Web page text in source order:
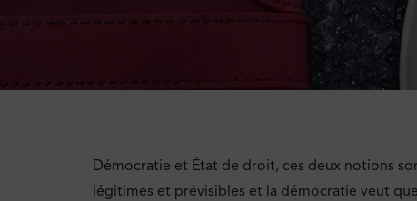
Démocratie et État de droit, ces deux notions
légitimes et prévisibles et la démocratie veut